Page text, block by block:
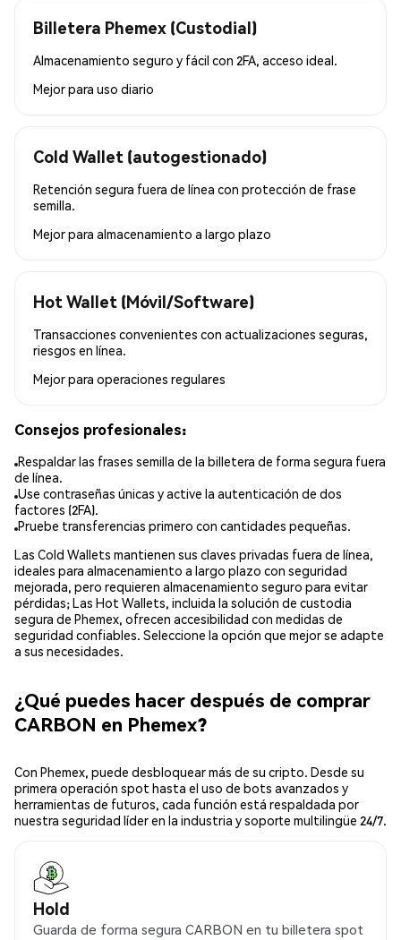
Billetera Phemex (Custodial)
Almacenamiento seguro y fácil con 2FA, acceso ideal.
Mejor para uso diario
Cold Wallet (autogestionado)
Retención segura fuera de línea con protección de frase
semilla.
Mejor para almacenamiento a largo plazo
Hot Wallet (Móvil/Software)
Transacciones convenientes con actualizaciones seguras,
riesgos en línea.
Mejor para operaciones regulares
Consejos profesionales:
Respaldar las frases semilla de la billetera de forma segura fuera
de línea.
Use contraseñas únicas y active la autenticación de dos
factores (2FA).
Pruebe transferencias primero con cantidades pequeñas.
Las Cold Wallets mantienen sus claves privadas fuera de línea,
ideales para almacenamiento a largo plazo con seguridad
mejorada, pero requieren almacenamiento seguro para evitar
pérdidas; Las Hot Wallets, incluida la solución de custodia
segura de Phemex, ofrecen accesibilidad con medidas de
seguridad confiables. Seleccione la opción que mejor se adapte
a sus necesidades.
¿Qué puedes hacer después de comprar
CARBON en Phemex?
Con Phemex, puede desbloquear más de su cripto. Desde su
primera operación spot hasta el uso de bots avanzados y
herramientas de futuros, cada función está respaldada por
nuestra seguridad líder en la industria y soporte multilingüe 24/7.
Hold
Guarda de forma segura CARBON en tu billetera spot